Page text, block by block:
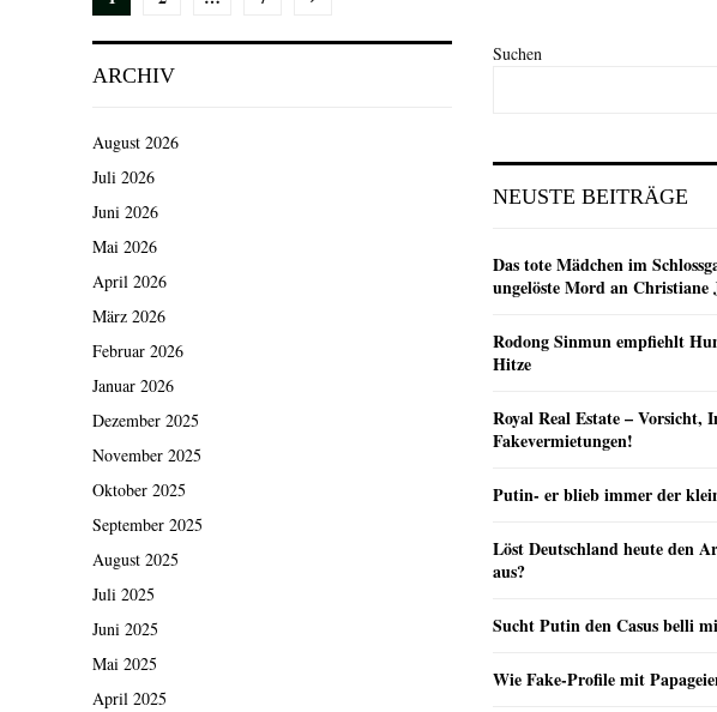
der
Beiträge
ARCHIV
August 2026
Juli 2026
Juni 2026
Mai 2026
April 2026
März 2026
Februar 2026
Januar 2026
Dezember 2025
November 2025
Oktober 2025
September 2025
August 2025
Juli 2025
Juni 2025
Mai 2025
April 2025
Suchen
NEUSTE BEITRÄGE
Das tote Mädchen im
ungelöste Mord an Christiane
Rodong Sinmun empfiehlt
Hitze
Royal Real Estate – Vorsicht,
Fakevermietungen!
Putin- er blieb immer der
Löst Deutschland heute den
aus?
Sucht Putin den Casus belli
Wie Fake-Profile mit